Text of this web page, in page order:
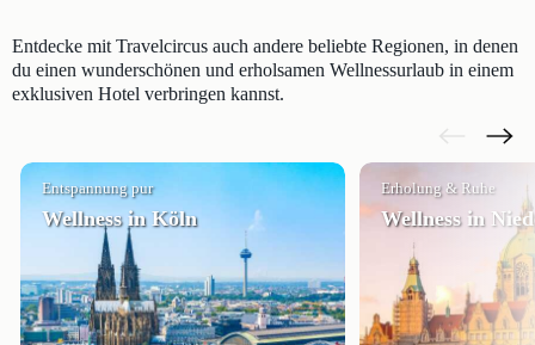
Entdecke mit Travelcircus auch andere beliebte Regionen, in denen
du einen wunderschönen und erholsamen Wellnessurlaub in einem
exklusiven Hotel verbringen kannst.
Entspannung pur
Wellness in Köln
Erholung & Ruhe
Wellness in